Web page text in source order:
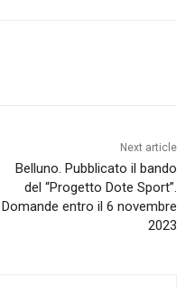
Next article
Belluno. Pubblicato il bando
del “Progetto Dote Sport”.
Domande entro il 6 novembre
2023